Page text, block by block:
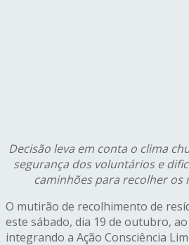
Decisão leva em conta o clima
segurança dos voluntários e
caminhões para recolher os
O mutirão de recolhimento de
este sábado, dia 19 de outubro,
integrando a Ação Consciência